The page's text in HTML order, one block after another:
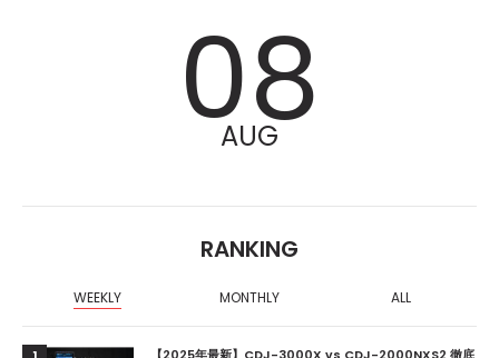
08
AUG
RANKING
WEEKLY MONTHLY ALL